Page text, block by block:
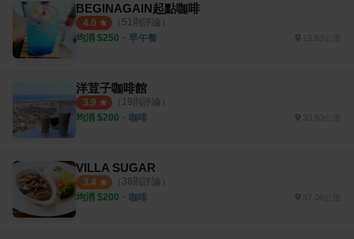
BEGINAGAIN起點咖啡
4.0 （ 51則評論）
均消 $250 ・ 早午餐 19.63公里
洋荳子咖啡館
3.9 （ 19則評論）
均消 $200 ・ 咖啡 33.83公里
VILLA SUGAR
3.4 （ 38則評論）
均消 $200 ・ 咖啡 37.08公里